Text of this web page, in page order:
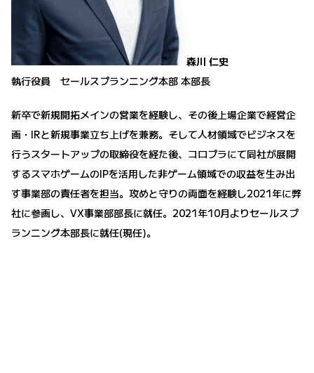
森川 仁史
執行役員 セールスプランニング本部 本部長
新卒で新規開拓メインの営業を経験し、その後上場企業で経営企
画・IRと新規事業立ち上げを兼務。そして人材領域でビジネスを
行うスタートアップの取締役を経た後、コロプラにて同社が展開
するスマホゲームのIPを活用した非ゲーム領域での収益を生み出
す事業部の責任者を担当。攻めと守りの両面を経験し2021年に弊
社に参画し、VX事業部部長に就任。2021年10月よりセールスプ
ランニング本部長に就任(現任)。